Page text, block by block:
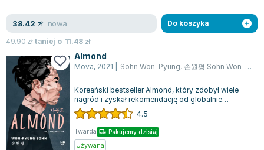
Małgorzata Ohme
Maddie Ziegler
Leszek Czarnecki
Joanna Racewicz
Maria Seweryn
Janina Zającówna
Eric Helms
Anna Prus (oprac.)
38.42 zł nowa
49.90złtaniej o 11.48 zł
Do koszyka
Almond
Mova, 2021 Sohn Won-Pyung, 손원평 Sohn Won-pyung
Koreański bestseller Almond, który zdobył wiele
nagród i zyskał rekomendację od globalnie
znanego zespołu BTS, jest niezwykłą powi...
4.5
Twarda Pakujemy dzisiaj
Używana